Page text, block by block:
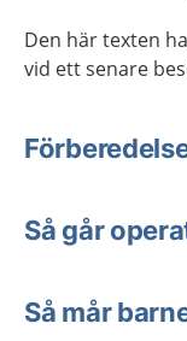
Den här texten
vid ett senare
Så går
Så mår